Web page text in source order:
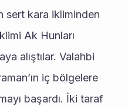
sert kara ikliminden
Ak Hunları
alıştılar. Valahbi
iç bölgelere
başardı. İki taraf